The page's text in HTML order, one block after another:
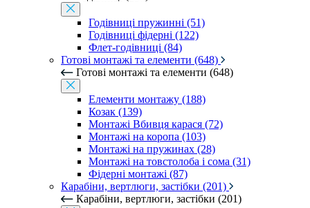
Годівниці пружинні (51)
Годівниці фідерні (122)
Флет-годівниці (84)
Готові монтажі та елементи (648)
Готові монтажі та елементи (648)
Елементи монтажу (188)
Козак (139)
Монтажі Вбивця карася (72)
Монтажі на коропа (103)
Монтажі на пружинах (28)
Монтажі на товстолоба і сома (31)
Фідерні монтажі (87)
Карабіни, вертлюги, застібки (201)
Карабіни, вертлюги, застібки (201)